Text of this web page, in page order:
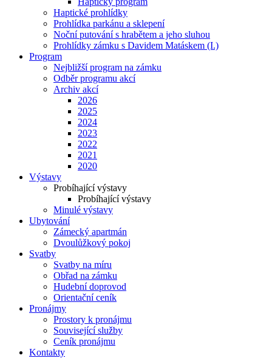
Haptické prohlídky
Prohlídka parkánu a sklepení
Noční putování s hrabětem a jeho sluhou
Prohlídky zámku s Davidem Matáskem (I.)
Program
Nejbližší program na zámku
Odběr programu akcí
Archiv akcí
2026
2025
2024
2023
2022
2021
2020
Výstavy
Probíhající výstavy
Probíhající výstavy
Minulé výstavy
Ubytování
Zámecký apartmán
Dvoulůžkový pokoj
Svatby
Svatby na míru
Obřad na zámku
Hudební doprovod
Orientační ceník
Pronájmy
Prostory k pronájmu
Související služby
Ceník pronájmu
Kontakty